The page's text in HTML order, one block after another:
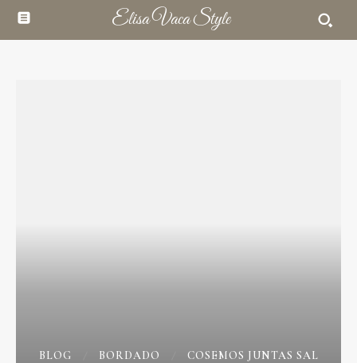
Elisa Vaca Style
BLOG BORDADO COSEMOS JUNTAS SAL